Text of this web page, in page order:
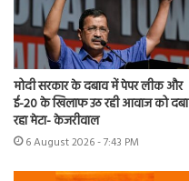
मोदी सरकार के दबाव में पेपर लीक और
ई-20 के खिलाफ उठ रही आवाज को दबा
रहा मेटा- केजरीवाल
6 August 2026 - 7:43 PM